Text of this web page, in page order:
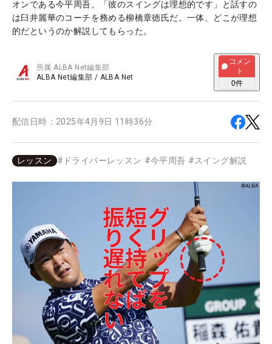
オンである今平周吾。「彼のスイングは理想的です」と話すの
は臼井麗華のコーチを務める柳橋章徳氏だ。一体、どこが理想
的だというのか解説してもらった。
所属ALBA Net編集部
ALBA Net編集部 / ALBA Net
コメン
ト
0件
配信日時： 2025年4月9日 11時36分
レッスン # ドライバーレッスン #今平周吾 #スイング解説